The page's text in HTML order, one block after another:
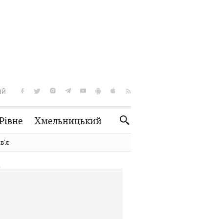
Хмельницький
Словко